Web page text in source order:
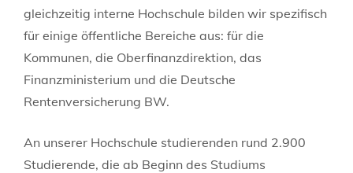
gleichzeitig interne Hochschule bilden wir spezifisch
für einige öffentliche Bereiche aus: für die
Kommunen, die Oberfinanzdirektion, das
Finanzministerium und die Deutsche
Rentenversicherung BW.
An unserer Hochschule studierenden rund 2.900
Studierende, die ab Beginn des Studiums